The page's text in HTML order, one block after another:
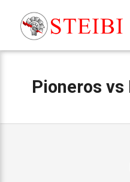
Pioneros vs